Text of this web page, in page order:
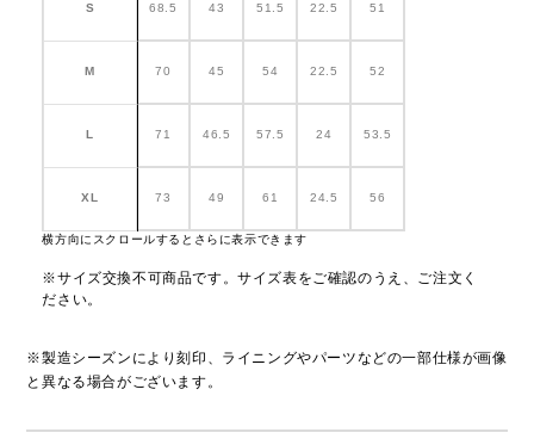
S 68.5 43 51.5 22.5 51
M 70 45 54 22.5 52
L 71 46.5 57.5 24 53.5
XL 73 49 61 24.5 56
横方向にスクロールするとさらに表示できます
※サイズ交換不可商品です。サイズ表をご確認のうえ、ご注文く
ださい。
※製造シーズンにより刻印、ライニングやパーツなどの一部仕様が画像
と異なる場合がございます。